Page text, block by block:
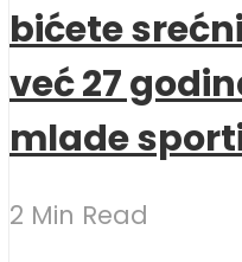
bićete
već 27
mlade
2 Min Read